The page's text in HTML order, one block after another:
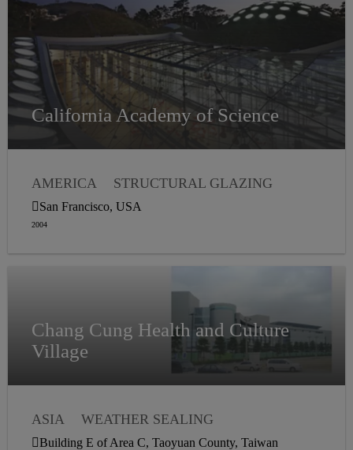
California Academy of Science
AMERICA
STRUCTURAL GLAZING
WEATHER SEALING
San Francisco, USA
2004
Chang Cung Health and Culture
Village
ASIA
WEATHER SEALING
STRUCTURAL GLAZING
Building E of Area C, Taoyuan County, Taiwan